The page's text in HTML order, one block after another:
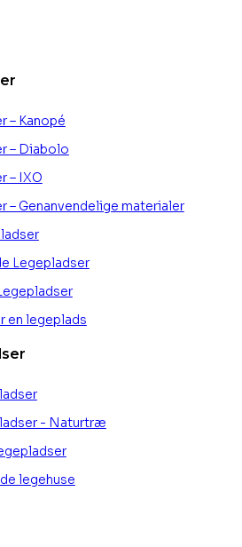
– Kanopé
– Diabolo
– IXO
– Genanvendelige materialer
Legepladser
en legeplads
- Naturtræ
legehuse